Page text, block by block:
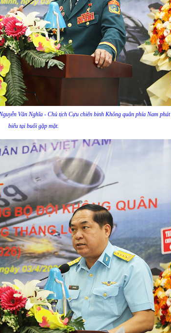
Văn Nghĩa - Chủ tịch Cựu chiến binh Không quân phía Nam phát
biểu tại buổi gặp mặt.